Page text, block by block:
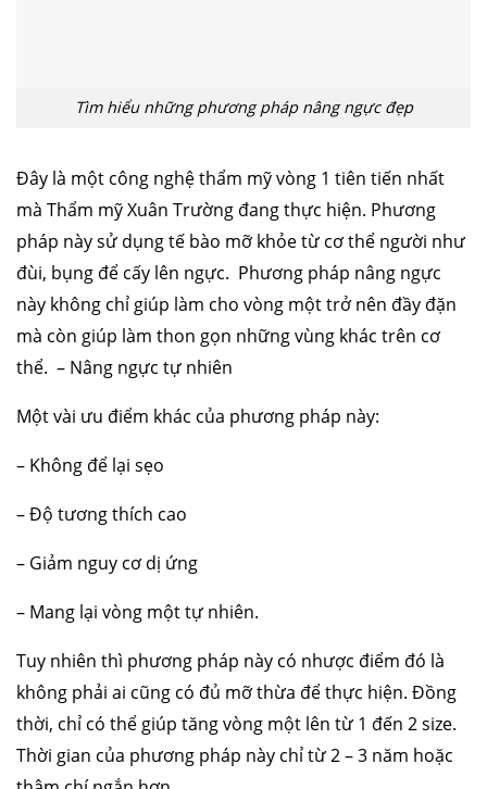
Tìm hiểu những phương pháp nâng ngực đẹp
Đây là một công nghệ thẩm mỹ vòng 1 tiên tiến nhất
mà Thẩm mỹ Xuân Trường đang thực hiện. Phương
pháp này sử dụng tế bào mỡ khỏe từ cơ thể người như
đùi, bụng để cấy lên ngực. Phương pháp nâng ngực
này không chỉ giúp làm cho vòng một trở nên đầy đặn
mà còn giúp làm thon gọn những vùng khác trên cơ
thể. – Nâng ngực tự nhiên
Một vài ưu điểm khác của phương pháp này:
– Không để lại sẹo
– Độ tương thích cao
– Giảm nguy cơ dị ứng
– Mang lại vòng một tự nhiên.
Tuy nhiên thì phương pháp này có nhược điểm đó là
không phải ai cũng có đủ mỡ thừa để thực hiện. Đồng
thời, chỉ có thể giúp tăng vòng một lên từ 1 đến 2 size.
Thời gian của phương pháp này chỉ từ 2 – 3 năm hoặc